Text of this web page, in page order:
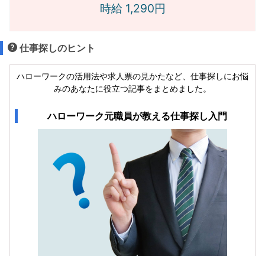
時給 1,290円
仕事探しのヒント
ハローワークの活用法や求人票の見かたなど、仕事探しにお悩
みのあなたに役立つ記事をまとめました。
ハローワーク元職員が教える仕事探し入門